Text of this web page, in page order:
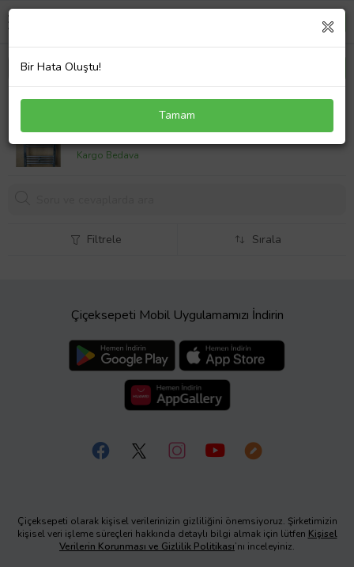
300x800 Krom Havlupan
2159,85 TL
Kargo Bedava
Filtrele Sırala
Çiçeksepeti Mobil Uygulamamızı İndirin
Çiçeksepeti olarak kişisel verilerinizin gizliliğini önemsiyoruz. Şirketimizin
kişisel veri işleme süreçleri hakkında detaylı bilgi almak için lütfen Kişisel
Verilerin Korunması ve Gizlilik Politikası’nı inceleyiniz.
Bir Hata Oluştu!
Tamam